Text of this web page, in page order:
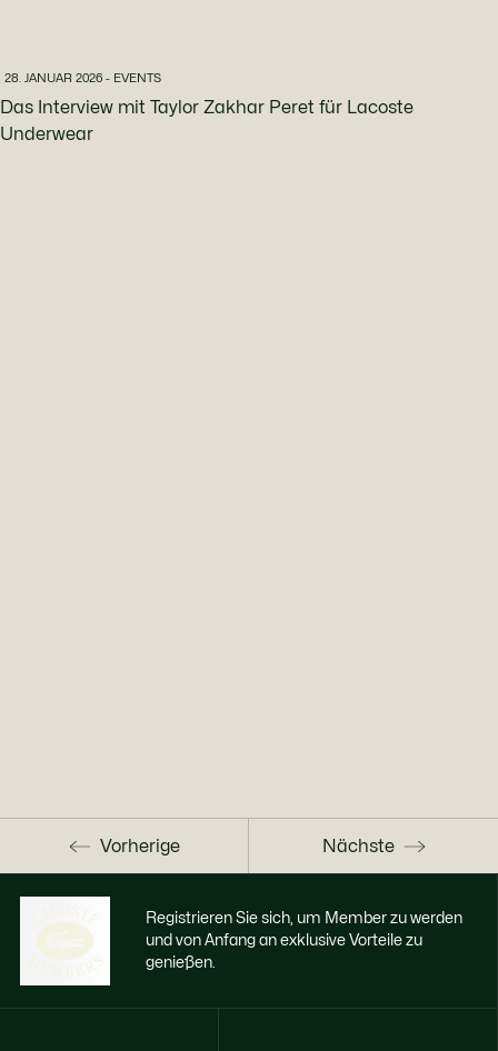
Vorherige Nächste
28. JANUAR 2026 - EVENTS
Das Interview mit Taylor Zakhar Peret für Lacoste
Underwear
Registrieren Sie sich, um Member zu werden
und von Anfang an exklusive Vorteile zu
genießen.